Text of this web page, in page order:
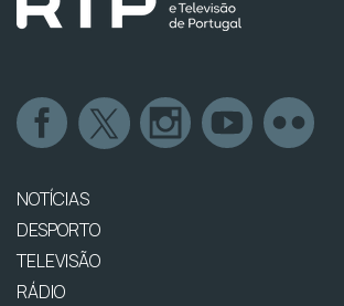
NOTÍCIAS
DESPORTO
TELEVISÃO
RÁDIO